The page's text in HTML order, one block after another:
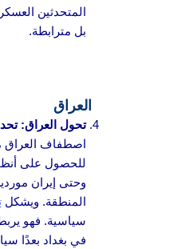
المتحدثين
بل مترابطة.
العراق
تحول العراق:
اصطفاف العراق
للحصول على
وحتى إيران
المنطقة. ويشكل
سياسية. فهو
في بغداد بعدًا